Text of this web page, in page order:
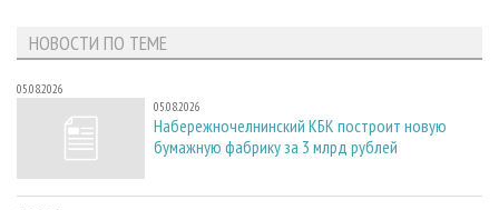
НОВОСТИ ПО ТЕМЕ
05.08.2026
05.08.2026
Набережночелнинский КБК построит новую
бумажную фабрику за 3 млрд рублей